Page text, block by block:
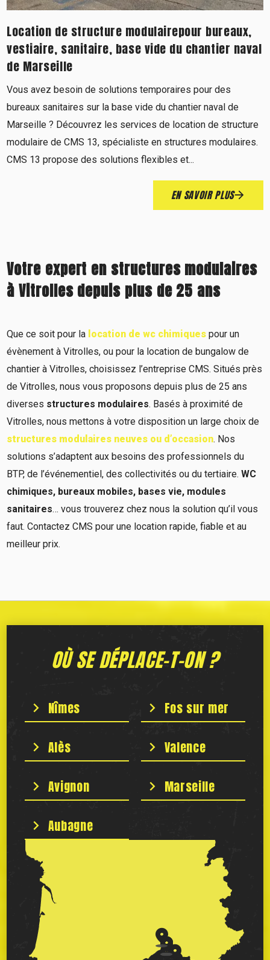
Location de structure modulairepour bureaux,
vestiaire, sanitaire, base vide du chantier naval
de Marseille
Vous avez besoin de solutions temporaires pour des
bureaux sanitaires sur la base vide du chantier naval de
Marseille ? Découvrez les services de location de structure
modulaire de CMS 13, spécialiste en structures modulaires.
CMS 13 propose des solutions flexibles et...
EN SAVOIR PLUS
Votre expert en structures modulaires
à Vitrolles depuis plus de 25 ans
Que ce soit pour la location de wc chimiques pour un
évènement à Vitrolles, ou pour la location de bungalow de
chantier à Vitrolles, choisissez l’entreprise CMS. Situés près
de Vitrolles, nous vous proposons depuis plus de 25 ans
diverses structures modulaires. Basés à proximité de
Vitrolles, nous mettons à votre disposition un large choix de
structures modulaires neuves ou d’occasion. Nos
solutions s’adaptent aux besoins des professionnels du
BTP, de l’événementiel, des collectivités ou du tertiaire.WC
chimiques, bureaux mobiles, bases vie, modules
sanitaires… vous trouverez chez nous la solution qu’il vous
faut. Contactez CMS pour une location rapide, fiable et au
meilleur prix.
OÙ SE DÉPLACE-T-ON ?
Nîmes Fos sur mer
Alès Valence
Avignon Marseille
Aubagne